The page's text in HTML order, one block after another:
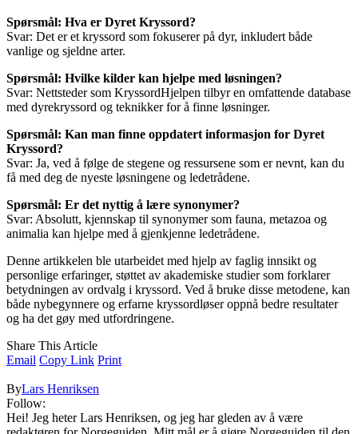
Spørsmål: Hva er Dyret Kryssord?
Svar: Det er et kryssord som fokuserer på dyr, inkludert både
vanlige og sjeldne arter.
Spørsmål: Hvilke kilder kan hjelpe med løsningen?
Svar: Nettsteder som KryssordHjelpen tilbyr en omfattende database
med dyrekryssord og teknikker for å finne løsninger.
Spørsmål: Kan man finne oppdatert informasjon for Dyret
Kryssord?
Svar: Ja, ved å følge de stegene og ressursene som er nevnt, kan du
få med deg de nyeste løsningene og ledetrådene.
Spørsmål: Er det nyttig å lære synonymer?
Svar: Absolutt, kjennskap til synonymer som fauna, metazoa og
animalia kan hjelpe med å gjenkjenne ledetrådene.
Denne artikkelen ble utarbeidet med hjelp av faglig innsikt og
personlige erfaringer, støttet av akademiske studier som forklarer
betydningen av ordvalg i kryssord. Ved å bruke disse metodene, kan
både nybegynnere og erfarne kryssordløser oppnå bedre resultater
og ha det gøy med utfordringene.
Share This Article
Email Copy Link Print
ByLars Henriksen
Follow:
Hei! Jeg heter Lars Henriksen, og jeg har gleden av å være